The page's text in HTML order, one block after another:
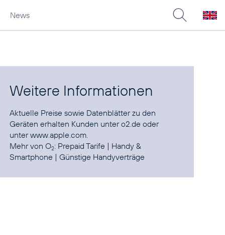
News
Weitere Informationen
Aktuelle Preise sowie Datenblätter zu den
Geräten erhalten Kunden untero2.de oder
unterwww.apple.com.
Mehr von O2: Prepaid Tarife | Handy &
Smartphone |Günstige Handyverträge